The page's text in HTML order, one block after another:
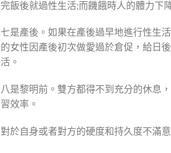
完飯後就過性生活;而饑餓時人的體力下
七是產後。如果在產後過早地進行性生
的女性因產後初次做愛過於倉促，給日
活。
八是黎明前。雙方都得不到充分的休息
習效率。
對於自身或者對方的硬度和持久度不滿